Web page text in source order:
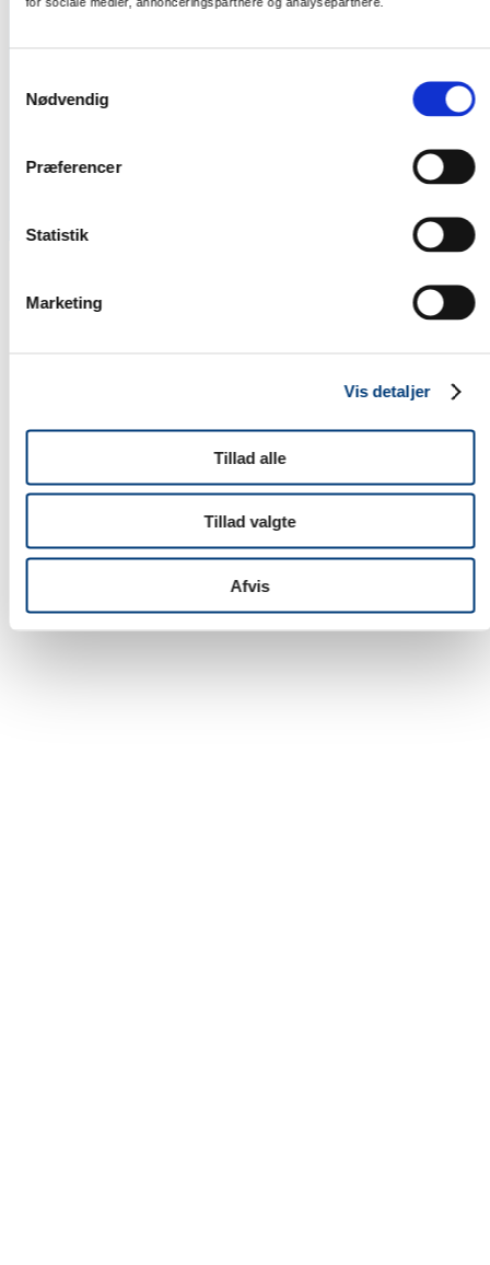
Nødvendig
Præferencer
Statistik
Marketing
Vis detaljer
Tillad alle
Tillad valgte
Afvis